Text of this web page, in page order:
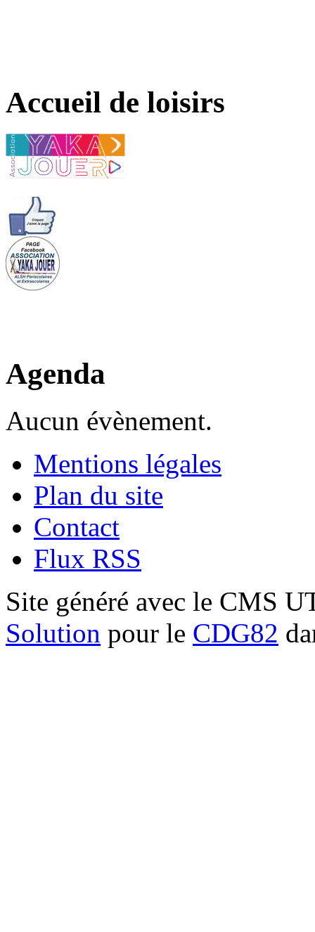
Accueil de loisirs
Agenda
Aucun évènement.
Mentions légales
Plan du site
Contact
Flux RSS
Site généré avec le CMS
Solution pour le CDG82